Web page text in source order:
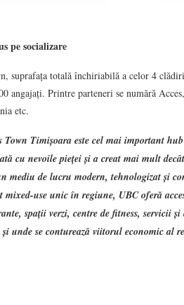
pe socializare
suprafața totală închiriabilă a celor 4
angajați. Printre parteneri se numără
etc.
Timișoara este cel mai important
cu nevoile pieței și a creat mai mult
mediu de lucru modern, tehnologizat și
mixed-use unic în regiune, UBC oferă
spații verzi, centre de fitness, servicii
unde se conturează viitorul economic al